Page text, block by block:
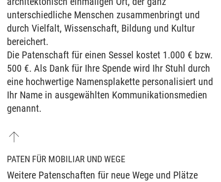
unterschiedliche Menschen zusammenbringt und
durch Vielfalt, Wissenschaft, Bildung und Kultur
bereichert.
Die Patenschaft für einen Sessel kostet 1.000 € bzw.
500 €. Als Dank für Ihre Spende wird Ihr Stuhl durch
eine hochwertige Namensplakette personalisiert und
Ihr Name in ausgewählten Kommunikationsmedien
genannt.
PATEN FÜR MOBILIAR UND WEGE
Weitere Patenschaften für neue Wege und Plätze